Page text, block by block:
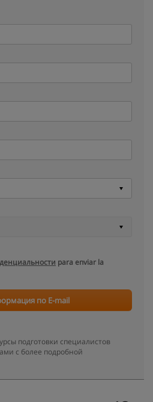
para enviar la
по E-mail
подготовки специалистов
с более подробной